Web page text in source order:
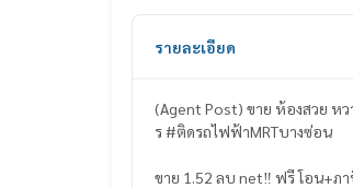
รายละเอียด
(Agent Post) ขาย ห้องสวย ห
ร #ติดรถไฟฟ้าMRTบางซ่อน
ขาย 1.52 ลบ net‼️ ฟรี โอน+ภ